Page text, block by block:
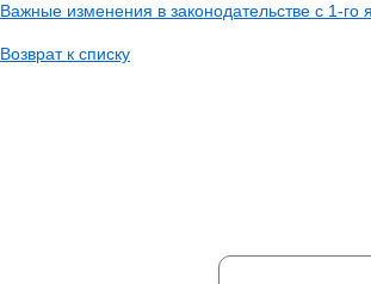
Важные изменения в законодательстве с 1-го
Возврат к списку